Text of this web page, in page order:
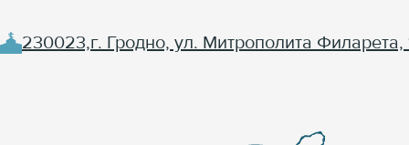
230023,г. Гродно, ул. Митрополита Филарета,